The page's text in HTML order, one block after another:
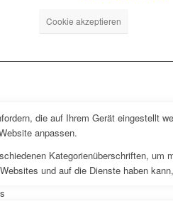
Cookie akzeptieren
die auf Ihrem Gerät eingestellt
anpassen.
Kategorienüberschriften,
und auf die Dienste haben